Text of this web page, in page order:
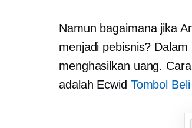
Namun bagaimana jika
menjadi pebisnis?
menghasilkan uang.
adalah Ecwid Tombol Beli